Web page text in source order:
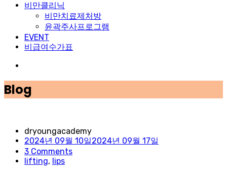
비만클리닉
비만치료제처방
윤곽주사프로그램
EVENT
비급여수가표
Blog
dryoungacademy
2024년 09월 10일2024년 09월 17일
3 Comments
lifting, lips